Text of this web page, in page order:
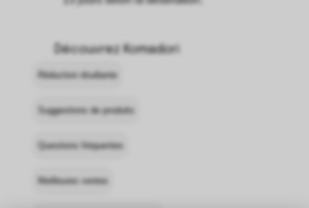
Découvrez Komadori
Réduction étudiante
Suggestions de produits
Questions fréquentes
Meilleures ventes